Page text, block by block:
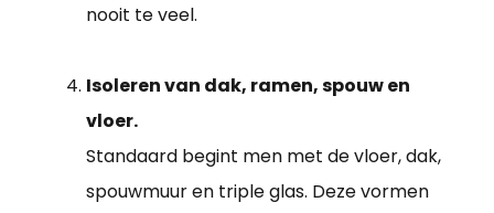
nooit te veel.
Isoleren van dak, ramen, spouw en
vloer.
Standaard begint men met de vloer, dak,
spouwmuur en triple glas. Deze vormen